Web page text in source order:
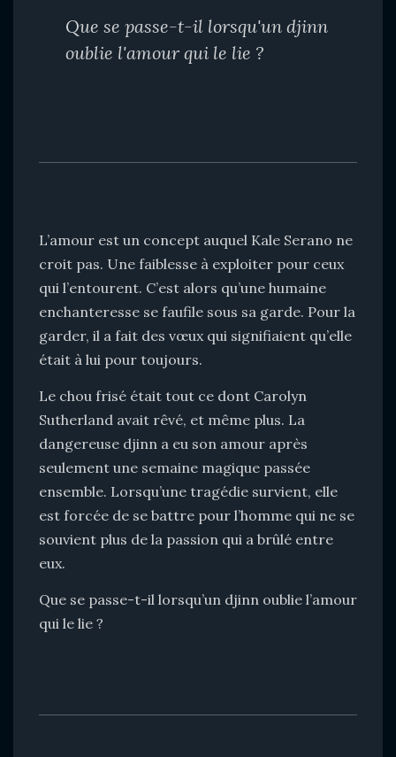
Que se passe-t-il lorsqu'un djinn
oublie l'amour qui le lie ?
L’amour est un concept auquel Kale Serano ne
croit pas. Une faiblesse à exploiter pour ceux
qui l’entourent. C’est alors qu’une humaine
enchanteresse se faufile sous sa garde. Pour la
garder, il a fait des vœux qui signifiaient qu’elle
était à lui pour toujours.
Le chou frisé était tout ce dont Carolyn
Sutherland avait rêvé, et même plus. La
dangereuse djinn a eu son amour après
seulement une semaine magique passée
ensemble. Lorsqu’une tragédie survient, elle
est forcée de se battre pour l’homme qui ne se
souvient plus de la passion qui a brûlé entre
eux.
Que se passe-t-il lorsqu’un djinn oublie l’amour
qui le lie ?